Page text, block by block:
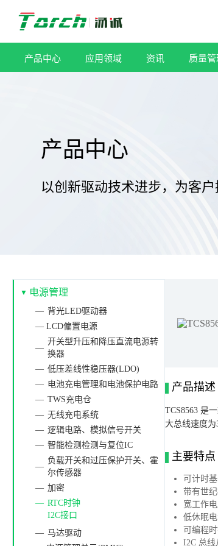
跳
过
内
产品中心 应用领域 资讯 质量
产品中心
以创新驱动技术进步，为客
电源管理
背光LED驱动器
— LCD偏置电源
开关型升压和降压直流电源转
换器
低压差线性稳压器(LDO)
电池充电管理和电池保护电路
TWS充电仓
无线充电系统
逻辑电路、模拟信号开关
智能检测检测与复位IC
负载开关和过压保护开关、霍
尔传感器
加密
RTC时钟
I2C接口
马达驱动
产品描述
TCS8563 是
大总线速度为
主要特点
可计时
带有世
宽工作
低休眠
可编程
I2C 总线